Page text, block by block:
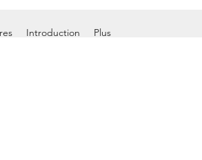
Introduction Plus